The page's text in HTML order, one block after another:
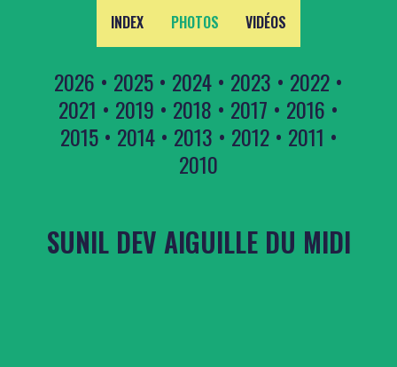
INDEX PHOTOS VIDÉOS
2026 • 2025 • 2024 • 2023 • 2022 •
2021 • 2019 • 2018 • 2017 • 2016 •
2015• 2014• 2013 • 2012• 2011 •
2010
SUNIL DEV AIGUILLE DU MIDI